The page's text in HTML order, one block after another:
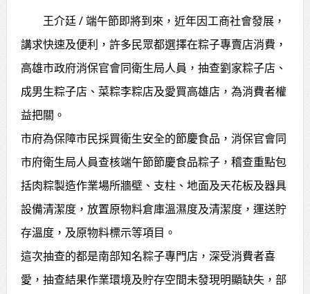
打鐵厝北側產業園區產業設施公共
動土創造千個就業機會
高雄「三民運動中心」市長陳其
邁、運動部長李洋各界貴賓共同揭幕
高雄東照山關帝廟全國國中小學書
法比賽 圓滿落幕
不對稱戰力
蔣萬安再拋出「倒閣說」 喊推陳其
邁組閣
賴總統肯定「金唐獎」得獎者及入
王介廷 / 端午節即將到來，近年因工商社會發展，
講求快速及便利，許多民眾都選擇在粽子專賣店消費，
高雄市政府消保官會同衛生局人員，抽查劉家粽子店、
成男生粽子店、菜粽李粽店及愛買高雄店，為消費者權
益把關。
市府為保障市民採買衛生安全的節慶食品，消保官會同
市府衛生局人員查核端午節節慶食品粽子，稽查重點包
括肉粽製造作業場所牆壁、支柱、地面及天花板及器具
設備清潔度，放置原物料倉庫溫濕度及清潔度，運送貯
存溫度，及原物料標示等項目。
這次抽查的都是南部知名粽子專門店，深受消費者喜
愛，抽查結果作業環境及貯存空間未發現明顯缺失，部